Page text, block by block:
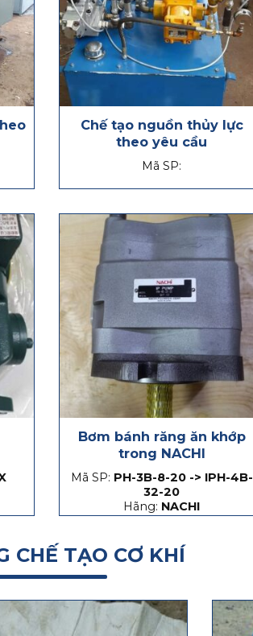
Chế tạo nguồn thủy lực
theo yêu cầu
Mã SP:
Bơm bánh răng ăn khớp
trong NACHI
Mã SP: PH-3B-8-20 -> IPH-4B-
32-20
Hãng: NACHI
CHẾ TẠO CƠ KHÍ